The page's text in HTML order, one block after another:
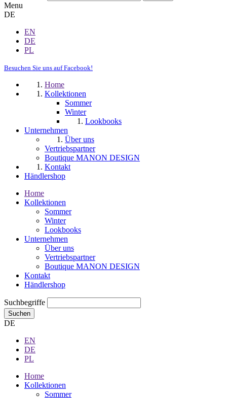
Menu
DE
EN
DE
PL
Besuchen Sie uns auf Facebook!
Home
Kollektionen
Sommer
Winter
Lookbooks
Unternehmen
Über uns
Vertriebspartner
Boutique MANON DESIGN
Kontakt
Händlershop
Home
Kollektionen
Sommer
Winter
Lookbooks
Unternehmen
Über uns
Vertriebspartner
Boutique MANON DESIGN
Kontakt
Händlershop
Suchbegriffe
Suchen
DE
EN
DE
PL
Home
Kollektionen
Sommer